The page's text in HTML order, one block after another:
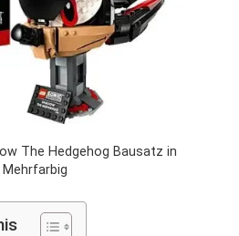
The Hedgehog Bausatz in
Mehrfarbig